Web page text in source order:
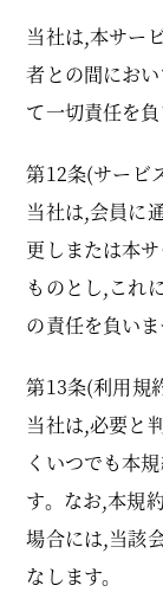
当社は,本サー
者との間にお
て一切責任を負
第12条(サービ
当社は,会員に
更しまたは本
ものとし,これ
の責任を負いま
第13条(利用規
当社は,必要と
くいつでも本
す。なお,本規
場合には,当該
なします。